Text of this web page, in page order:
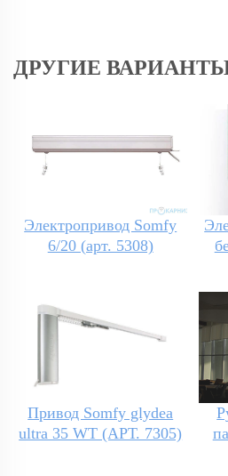
ДРУГИЕ
Электропривод Somfy
6/20 (арт. 5308)
Привод Somfy glydea
ultra 35 WT (АРТ. 7305)